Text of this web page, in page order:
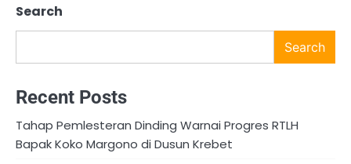
Search
Search
Recent Posts
Tahap Pemlesteran Dinding Warnai Progres RTLH
Bapak Koko Margono di Dusun Krebet